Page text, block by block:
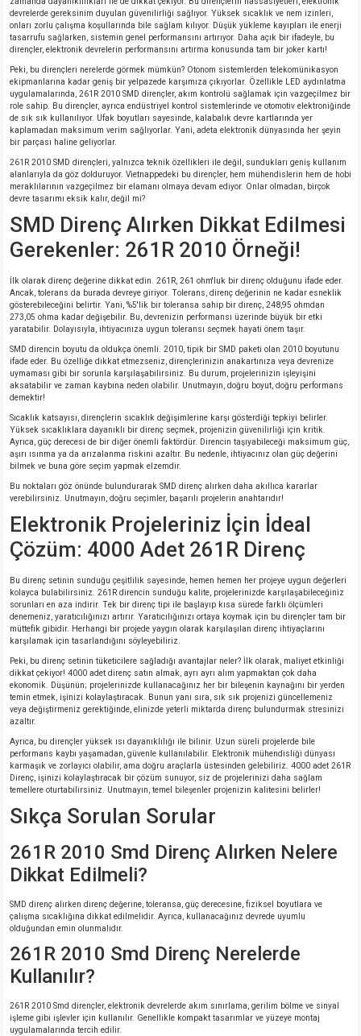
devrelerde gereksinim duyulan güvenilirliği sağlıyor. Yüksek sıcaklık ve nem izinleri,
onları zorlu çalışma koşullarında bile sağlam kılıyor. Düşük yükleme kayıpları ile enerji
tasarrufu sağlarken, sistemin genel performansını artırıyor. Daha açık bir ifadeyle, bu
dirençler, elektronik devrelerin performansını artırma konusunda tam bir joker kartı!
Peki, bu dirençleri nerelerde görmek mümkün? Otonom sistemlerden telekomünikasyon
ekipmanlarına kadar geniş bir yelpazede karşımıza çıkıyorlar. Özellikle LED aydınlatma
uygulamalarında, 261R 2010 SMD dirençler, akım kontrolü sağlamak için vazgeçilmez bir
role sahip. Bu dirençler, ayrıca endüstriyel kontrol sistemlerinde ve otomotiv elektroniğinde
de sık sık kullanılıyor. Ufak boyutları sayesinde, kalabalık devre kartlarında yer
kaplamadan maksimum verim sağlıyorlar. Yani, adeta elektronik dünyasında her şeyin
bir parçası haline geliyorlar.
261R 2010 SMD dirençleri, yalnızca teknik özellikleri ile değil, sundukları geniş kullanım
alanlarıyla da göz dolduruyor. Vietnappedeki bu dirençler, hem mühendislerin hem de hobi
meraklılarının vazgeçilmez bir elamanı olmaya devam ediyor. Onlar olmadan, birçok
devre tasarımı eksik kalır, değil mi?
SMD Direnç Alırken Dikkat Edilmesi
Gerekenler: 261R 2010 Örneği!
İlk olarak direnç değerine dikkat edin. 261R, 261 ohm'luk bir direnç olduğunu ifade eder.
Ancak, tolerans da burada devreye giriyor. Tolerans, direnç değerinin ne kadar esneklik
gösterebileceğini belirtir. Yani, %5'lik bir toleransa sahip bir direnç, 248,95 ohmdan
273,05 ohma kadar değişebilir. Bu, devrenizin performansı üzerinde büyük bir etki
yaratabilir. Dolayısıyla, ihtiyacınıza uygun toleransı seçmek hayati önem taşır.
SMD direncin boyutu da oldukça önemli. 2010, tipik bir SMD paketi olan 2010 boyutunu
ifade eder. Bu özelliğe dikkat etmezseniz, dirençlerinizin anakartınıza veya devrenize
uymaması gibi bir sorunla karşılaşabilirsiniz. Bu durum, projelerinizin işleyişini
aksatabilir ve zaman kaybına neden olabilir. Unutmayın, doğru boyut, doğru performans
demektir!
Sıcaklık katsayısı, dirençlerin sıcaklık değişimlerine karşı gösterdiği tepkiyi belirler.
Yüksek sıcaklıklara dayanıklı bir direnç seçmek, projenizin güvenilirliği için kritik.
Ayrıca, güç derecesi de bir diğer önemli faktördür. Direncin taşıyabileceği maksimum güç,
aşırı ısınma ya da arızalanma riskini azaltır. Bu nedenle, ihtiyacınız olan güç değerini
bilmek ve buna göre seçim yapmak elzemdir.
Bu noktaları göz önünde bulundurarak SMD direnç alırken daha akıllıca kararlar
verebilirsiniz. Unutmayın, doğru seçimler, başarılı projelerin anahtarıdır!
Elektronik Projeleriniz İçin İdeal
Çözüm: 4000 Adet 261R Direnç
Bu direnç setinin sunduğu çeşitlilik sayesinde, hemen hemen her projeye uygun değerleri
kolayca bulabilirsiniz. 261R direncin sunduğu kalite, projelerinizde karşılaşabileceğiniz
sorunları en aza indirir. Tek bir direnç tipi ile başlayıp kısa sürede farklı ölçümleri
denemeniz, yaratıcılığınızı artırır. Yaratıcılığınızı ortaya koymak için bu dirençler tam bir
müttefik gibidir. Herhangi bir projede yaygın olarak karşılaşılan direnç ihtiyaçlarını
karşılamak için tasarlandığını söyleyebiliriz.
Peki, bu direnç setinin tüketicilere sağladığı avantajlar neler? İlk olarak, maliyet etkinliği
dikkat çekiyor! 4000 adet direnç satın almak, ayrı ayrı alım yapmaktan çok daha
ekonomik. Düşünün; projelerinizde kullanacağınız her bir bileşenin kaynağını bir yerden
temin etmek, işinizi kolaylaştıracak. Bunun yanı sıra, sık sık projenizi güncellemeniz
veya değiştirmeniz gerektiğinde, elinizde yeterli miktarda direnç bulundurmak stresinizi
azaltır.
Ayrıca, bu dirençler yüksek ısı dayanıklılığı ile bilinir. Uzun süreli projelerde bile
performans kaybı yaşamadan, güvenle kullanılabilir. Elektronik mühendisliği dünyası
karmaşık ve zorlayıcı olabilir, ama doğru araçlarla üstesinden gelebiliriz. 4000 adet 261R
Direnç, işinizi kolaylaştıracak bir çözüm sunuyor, siz de projelerinizi daha sağlam
temellere oturtabilirsiniz. Unutmayın, temel bileşenler projenizin kalitesini belirler!
Sıkça Sorulan Sorular
261R 2010 Smd Direnç Alırken Nelere
Dikkat Edilmeli?
SMD direnç alırken direnç değerine, toleransa, güç derecesine, fiziksel boyutlara ve
çalışma sıcaklığına dikkat edilmelidir. Ayrıca, kullanacağınız devrede uyumlu
olduğundan emin olunmalıdır.
261R 2010 Smd Direnç Nerelerde
Kullanılır?
261R 2010 Smd dirençler, elektronik devrelerde akım sınırlama, gerilim bölme ve sinyal
işleme gibi işlevler için kullanılır. Genellikle kompakt tasarımlar ve yüzeye montaj
uygulamalarında tercih edilir.